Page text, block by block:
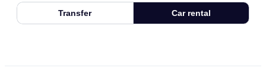
Transfer Car rental